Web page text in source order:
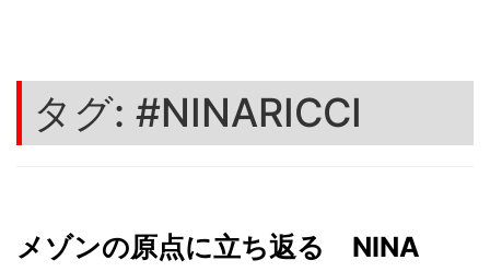
ョ
ン
タグ: #NINARICCI
メゾンの原点に立ち返る NINA